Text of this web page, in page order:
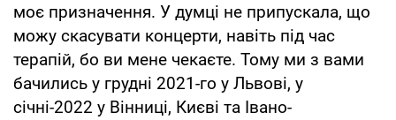
моє призначення. У думці не припускала, що
можу скасувати концерти, навіть під час
терапій, бо ви мене чекаєте. Тому ми з вами
бачились у грудні 2021-го у Львові, у
січні-2022 у Вінниці, Києві та Івано-